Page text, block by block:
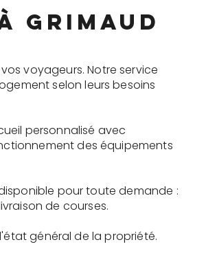
voyageurs. Notre service
selon leurs besoins
personnalisé avec
des équipements
pour toute demande :
de courses.
général de la propriété.